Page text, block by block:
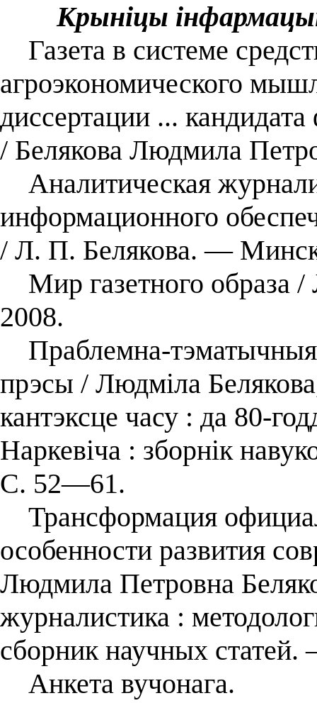
Крыніцы
Газета в системе
агроэкономического
диссертации ...
/ Белякова Людмила
Аналитическая
информационного
/ Л. П. Белякова. —
Мир газетного образа
2008.
Праблемна-тэматычныя
прэсы / Людміла
кантэксце часу : да 80-
Наркевіча : зборнік
С. 52—61.
Трансформация
особенности развития
Людмила Петровна
журналистика :
сборник научных
Анкета вучонага.